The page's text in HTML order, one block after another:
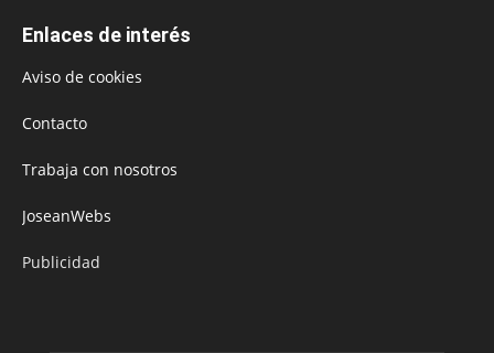
Enlaces de interés
Aviso de cookies
Contacto
Trabaja con nosotros
JoseanWebs
Publicidad